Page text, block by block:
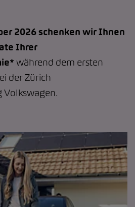
2026 schenken wir Ihnen
Ihrer
während dem ersten
der Zürich
Volkswagen.